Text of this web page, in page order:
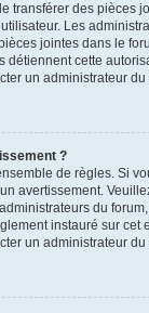
transférer des pièces
Les
jointes dans le
détiennent cette
un administrateur du
?
de règles. Si
avertissement.
du
instauré sur cet
un administrateur du